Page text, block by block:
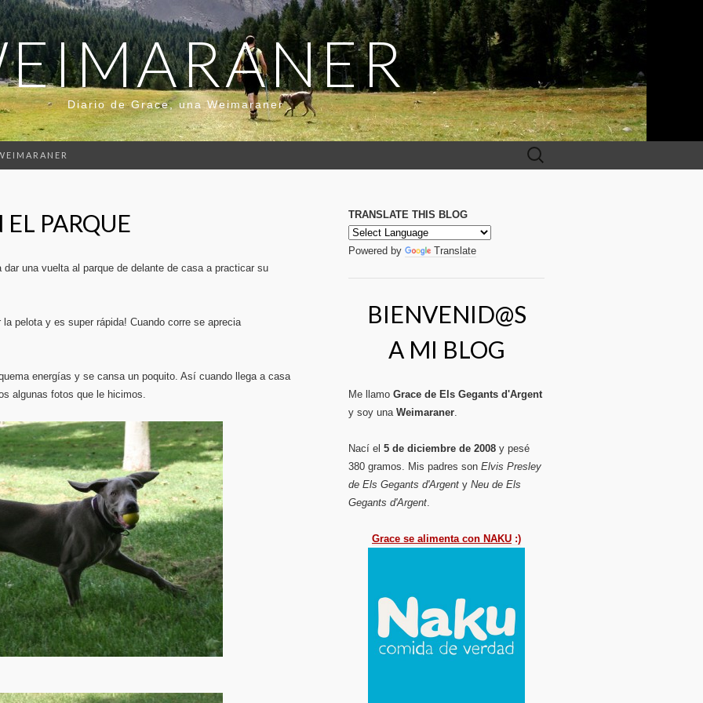
Diario de Grace, una Weimaraner
Buscar:
PARQUE
una vuelta al parque de delante de casa a practicar su
pelota y es super rápida! Cuando corre se aprecia
energías y se cansa un poquito. Así cuando llega a casa
algunas fotos que le hicimos.
TRANSLATE THIS BLOG
Powered by Translate
BIENVENID@S
A MI BLOG
Me llamo Grace de Els Gegants d'Argent
y soy una Weimaraner.
Nací el 5 de diciembre de 2008 y pesé
380 gramos. Mis padres son Elvis Presley
de Els Gegants d'Argent y Neu de Els
Gegants d'Argent.
Grace se alimenta con NAKU :)